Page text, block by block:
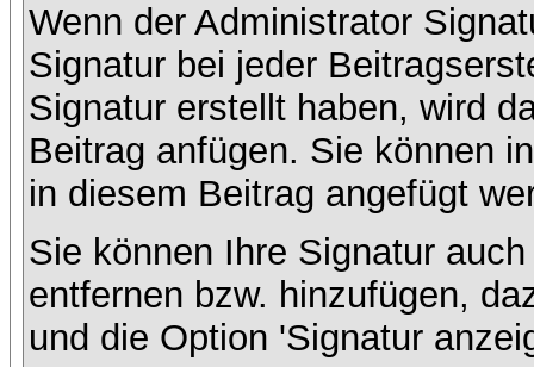
Wenn der Administrator
Signatur bei jeder
Signatur erstellt haben, wird
Beitrag anfügen. Sie können
in diesem Beitrag angefügt
Sie können Ihre Signatur
entfernen bzw. hinzufügen,
und die Option 'Signatur